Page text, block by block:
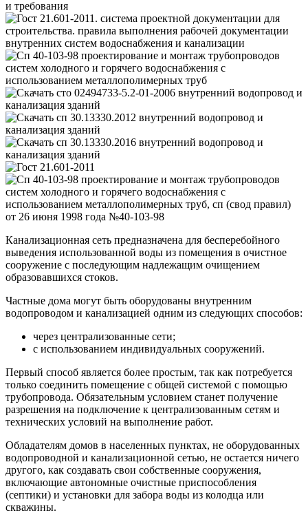
Канализационная сеть предназначена для бесперебойного
выведения использованной воды из помещения в очистное
сооружение с последующим надлежащим очищением
образовавшихся стоков.
Частные дома могут быть оборудованы внутренним
водопроводом и канализацией одним из следующих способов:
через централизованные сети;
с использованием индивидуальных сооружений.
Первый способ является более простым, так как потребуется
только соединить помещение с общей системой с помощью
трубопровода. Обязательным условием станет получение
разрешения на подключение к централизованным сетям и
технических условий на выполнение работ.
Обладателям домов в населенных пунктах, не оборудованных
водопроводной и канализационной сетью, не остается ничего
другого, как создавать свои собственные сооружения,
включающие автономные очистные приспособления
(септики) и установки для забора воды из колодца или
скважины.